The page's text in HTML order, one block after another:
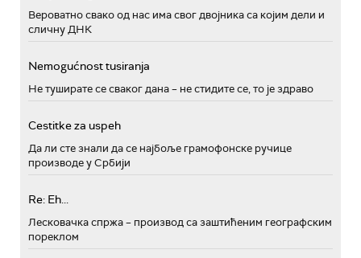
Вероватно свако од нас има свог двојника са којим дели и
сличну ДНК
Nemogućnost tusiranja
Не туширате се сваког дана – не стидите се, то је здраво
Cestitke za uspeh
Да ли сте знали да се најбоље грамофонске ручице
производе у Србији
Re: Eh...
Лесковачка спржа – производ са заштићеним географским
пореклом